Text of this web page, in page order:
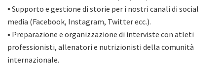
▪ Supporto e gestione di storie per i nostri canali di social
media (Facebook, Instagram, Twitter ecc.).
▪ Preparazione e organizzazione di interviste con atleti
professionisti, allenatori e nutrizionisti della comunità
internazionale.